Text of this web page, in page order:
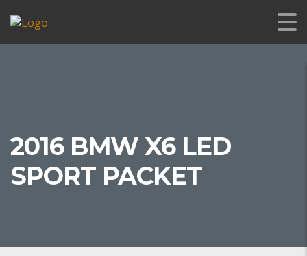
2016 BMW X6 LED
SPORT PACKET